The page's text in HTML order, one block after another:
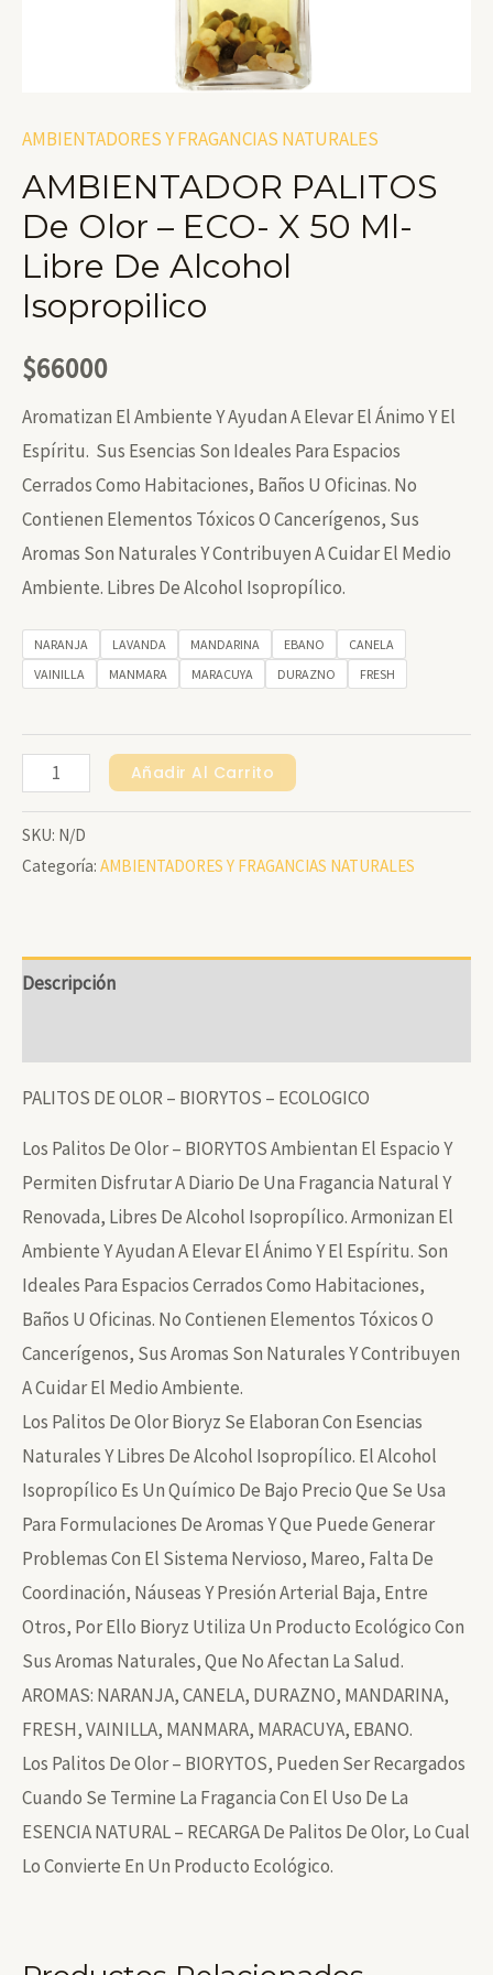
AMBIENTADORES Y FRAGANCIAS NATURALES
AMBIENTADOR PALITOS
De Olor – ECO- X 50 Ml-
Libre De Alcohol
Isopropilico
$66000
Aromatizan El Ambiente Y Ayudan A Elevar El Ánimo Y El
Espíritu. Sus Esencias Son Ideales Para Espacios
Cerrados Como Habitaciones, Baños U Oficinas. No
Contienen Elementos Tóxicos O Cancerígenos, Sus
Aromas Son Naturales Y Contribuyen A Cuidar El Medio
Ambiente. Libres De Alcohol Isopropílico.
NARANJA LAVANDA MANDARINA EBANO
CANELA
VAINILLA
MANMARA MARACUYA DURAZNO FRESH
AMBIENTADOR
De
Olor
X
De
Alcohol
Isopropilico
Cantidad
Añadir Al Carrito
SKU: N/D
Categoría: AMBIENTADORES Y FRAGANCIAS NATURALES
Descripción
PALITOS DE OLOR – BIORYTOS – ECOLOGICO
Los Palitos De Olor – BIORYTOS Ambientan El Espacio Y
Permiten Disfrutar A Diario De Una Fragancia Natural Y
Renovada, Libres De Alcohol Isopropílico. Armonizan El
Ambiente Y Ayudan A Elevar El Ánimo Y El Espíritu. Son
Ideales Para Espacios Cerrados Como Habitaciones,
Baños U Oficinas. No Contienen Elementos Tóxicos O
Cancerígenos, Sus Aromas Son Naturales Y Contribuyen
A Cuidar El Medio Ambiente.
Los Palitos De Olor Bioryz Se Elaboran Con Esencias
Naturales Y Libres De Alcohol Isopropílico. El Alcohol
Isopropílico Es Un Químico De Bajo Precio Que Se Usa
Para Formulaciones De Aromas Y Que Puede Generar
Problemas Con El Sistema Nervioso, Mareo, Falta De
Coordinación, Náuseas Y Presión Arterial Baja, Entre
Otros, Por Ello Bioryz Utiliza Un Producto Ecológico Con
Sus Aromas Naturales, Que No Afectan La Salud.
AROMAS: NARANJA, CANELA, DURAZNO, MANDARINA,
FRESH, VAINILLA, MANMARA, MARACUYA, EBANO.
Los Palitos De Olor – BIORYTOS, Pueden Ser Recargados
Cuando Se Termine La Fragancia Con El Uso De La
ESENCIA NATURAL – RECARGA De Palitos De Olor, Lo Cual
Lo Convierte En Un Producto Ecológico.